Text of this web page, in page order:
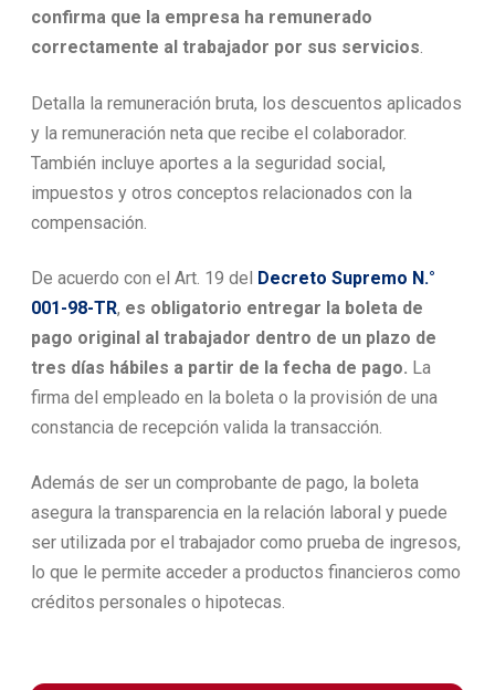
confirma que la empresa ha remunerado
correctamente al trabajador por sus servicios.
Detalla la remuneración bruta, los descuentos aplicados
y la remuneración neta que recibe el colaborador.
También incluye aportes a la seguridad social,
impuestos y otros conceptos relacionados con la
compensación.
De acuerdo con el Art. 19 del Decreto Supremo N.°
001-98-TR, es obligatorio entregar la boleta de
pago original al trabajador dentro de un plazo de
tres días hábiles a partir de la fecha de pago. La
firma del empleado en la boleta o la provisión de una
constancia de recepción valida la transacción.
Además de ser un comprobante de pago, la boleta
asegura la transparencia en la relación laboral y puede
ser utilizada por el trabajador como prueba de ingresos,
lo que le permite acceder a productos financieros como
créditos personales o hipotecas.